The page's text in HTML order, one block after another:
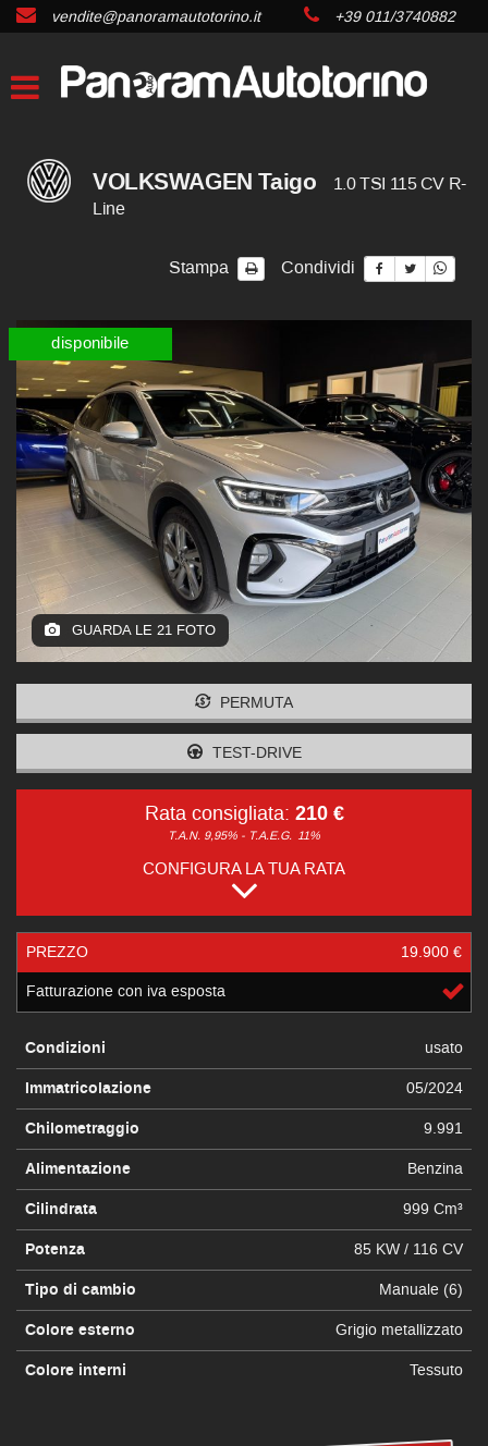
vendite@panoramautotorino.it +39 011/3740882
VOLKSWAGEN Taigo
1.0 TSI 115 CV R-
Line
Stampa Condividi
disponibile
GUARDA LE 21 FOTO
PERMUTA
TEST-DRIVE
Rata consigliata: 210 €
T.A.N. 9,95% - T.A.E.G. 11%
CONFIGURA LA TUA RATA
PREZZO
19.900 €
Fatturazione con iva esposta
Condizioni usato
Immatricolazione 05/2024
Chilometraggio 9.991
Alimentazione Benzina
Cilindrata 999 Cm³
Potenza 85 KW / 116 CV
Tipo di cambio Manuale (6)
Colore esterno Grigio metallizzato
Colore interni Tessuto